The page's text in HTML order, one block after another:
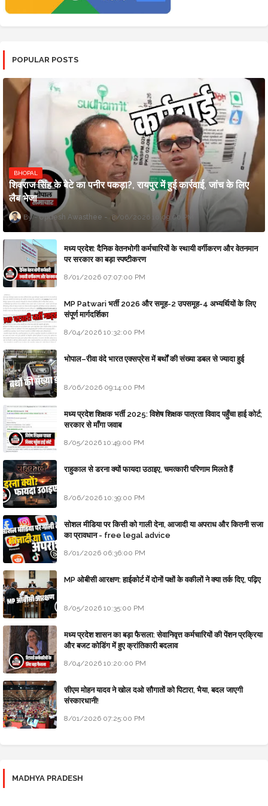
POPULAR POSTS
BHOPAL
शिवराज सिंह के बेटे का पनीर पकड़ा?, रायपुर में हुई कार्रवाई, जांच के लिए
लैब भेजा
Updesh Awasthee 8/06/2026 10:09:00 PM
मध्य प्रदेश: दैनिक वेतनभोगी कर्मचारियों के स्थायी वर्गीकरण और वेतनमान
पर सरकार का बड़ा स्पष्टीकरण
8/01/2026 07:07:00 PM
MP Patwari भर्ती 2026 और समूह-2 उपसमूह-4 अभ्यर्थियों के लिए
संपूर्ण मार्गदर्शिका
8/04/2026 10:32:00 PM
भोपाल–रीवा वंदे भारत एक्सप्रेस में बर्थों की संख्या डबल से ज्यादा हुई
8/06/2026 09:14:00 PM
मध्य प्रदेश शिक्षक भर्ती 2025: विशेष शिक्षक पात्रता विवाद पहुँचा हाई कोर्ट;
सरकार से माँगा जवाब
8/05/2026 10:49:00 PM
राहुकाल से डरना क्यों फायदा उठाइए, चमत्कारी परिणाम मिलते हैं
8/06/2026 10:39:00 PM
सोशल मीडिया पर किसी को गाली देना, आजादी या अपराध और कितनी सजा
का प्रावधान - free legal advice
8/01/2026 06:36:00 PM
MP ओबीसी आरक्षण: हाईकोर्ट में दोनों पक्षों के वकीलों ने क्या तर्क दिए, पढ़िए
8/05/2026 10:35:00 PM
मध्य प्रदेश शासन का बड़ा फैसला: सेवानिवृत्त कर्मचारियों की पेंशन प्रक्रिया
और बजट कोडिंग में हुए क्रांतिकारी बदलाव
8/04/2026 10:20:00 PM
सीएम मोहन यादव ने खोल दओ सौगातों को पिटारा, भैया, बदल जाएगी
संस्कारधानी!
8/01/2026 07:25:00 PM
MADHYA PRADESH